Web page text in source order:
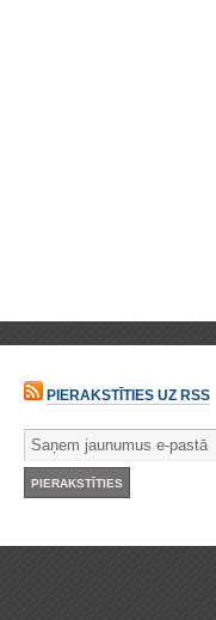
PIERAKSTĪTIES UZ RSS